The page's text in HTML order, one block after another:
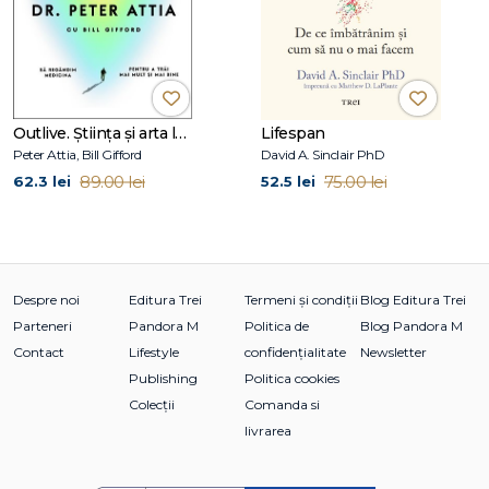
Outlive. Știința și arta longevității
Peter Attia, Bill Gifford
62.3 lei 89.00 lei
Lifespan
David A. Sinclair PhD
52.5 lei 75.00 lei
Despre noi
Parteneri
Contact
Editura Trei
Pandora M
Lifestyle
Publishing
Colecții
Termeni și condiții
Politica de
confidențialitate
Politica cookies
Comanda si
livrarea
Blog Editura Trei
Blog Pandora M
Newsletter